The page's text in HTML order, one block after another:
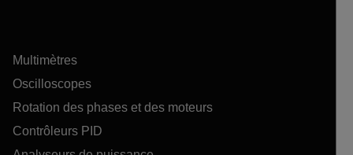
Multimètres
Oscilloscopes
Rotation des phases et des moteurs
Contrôleurs PID